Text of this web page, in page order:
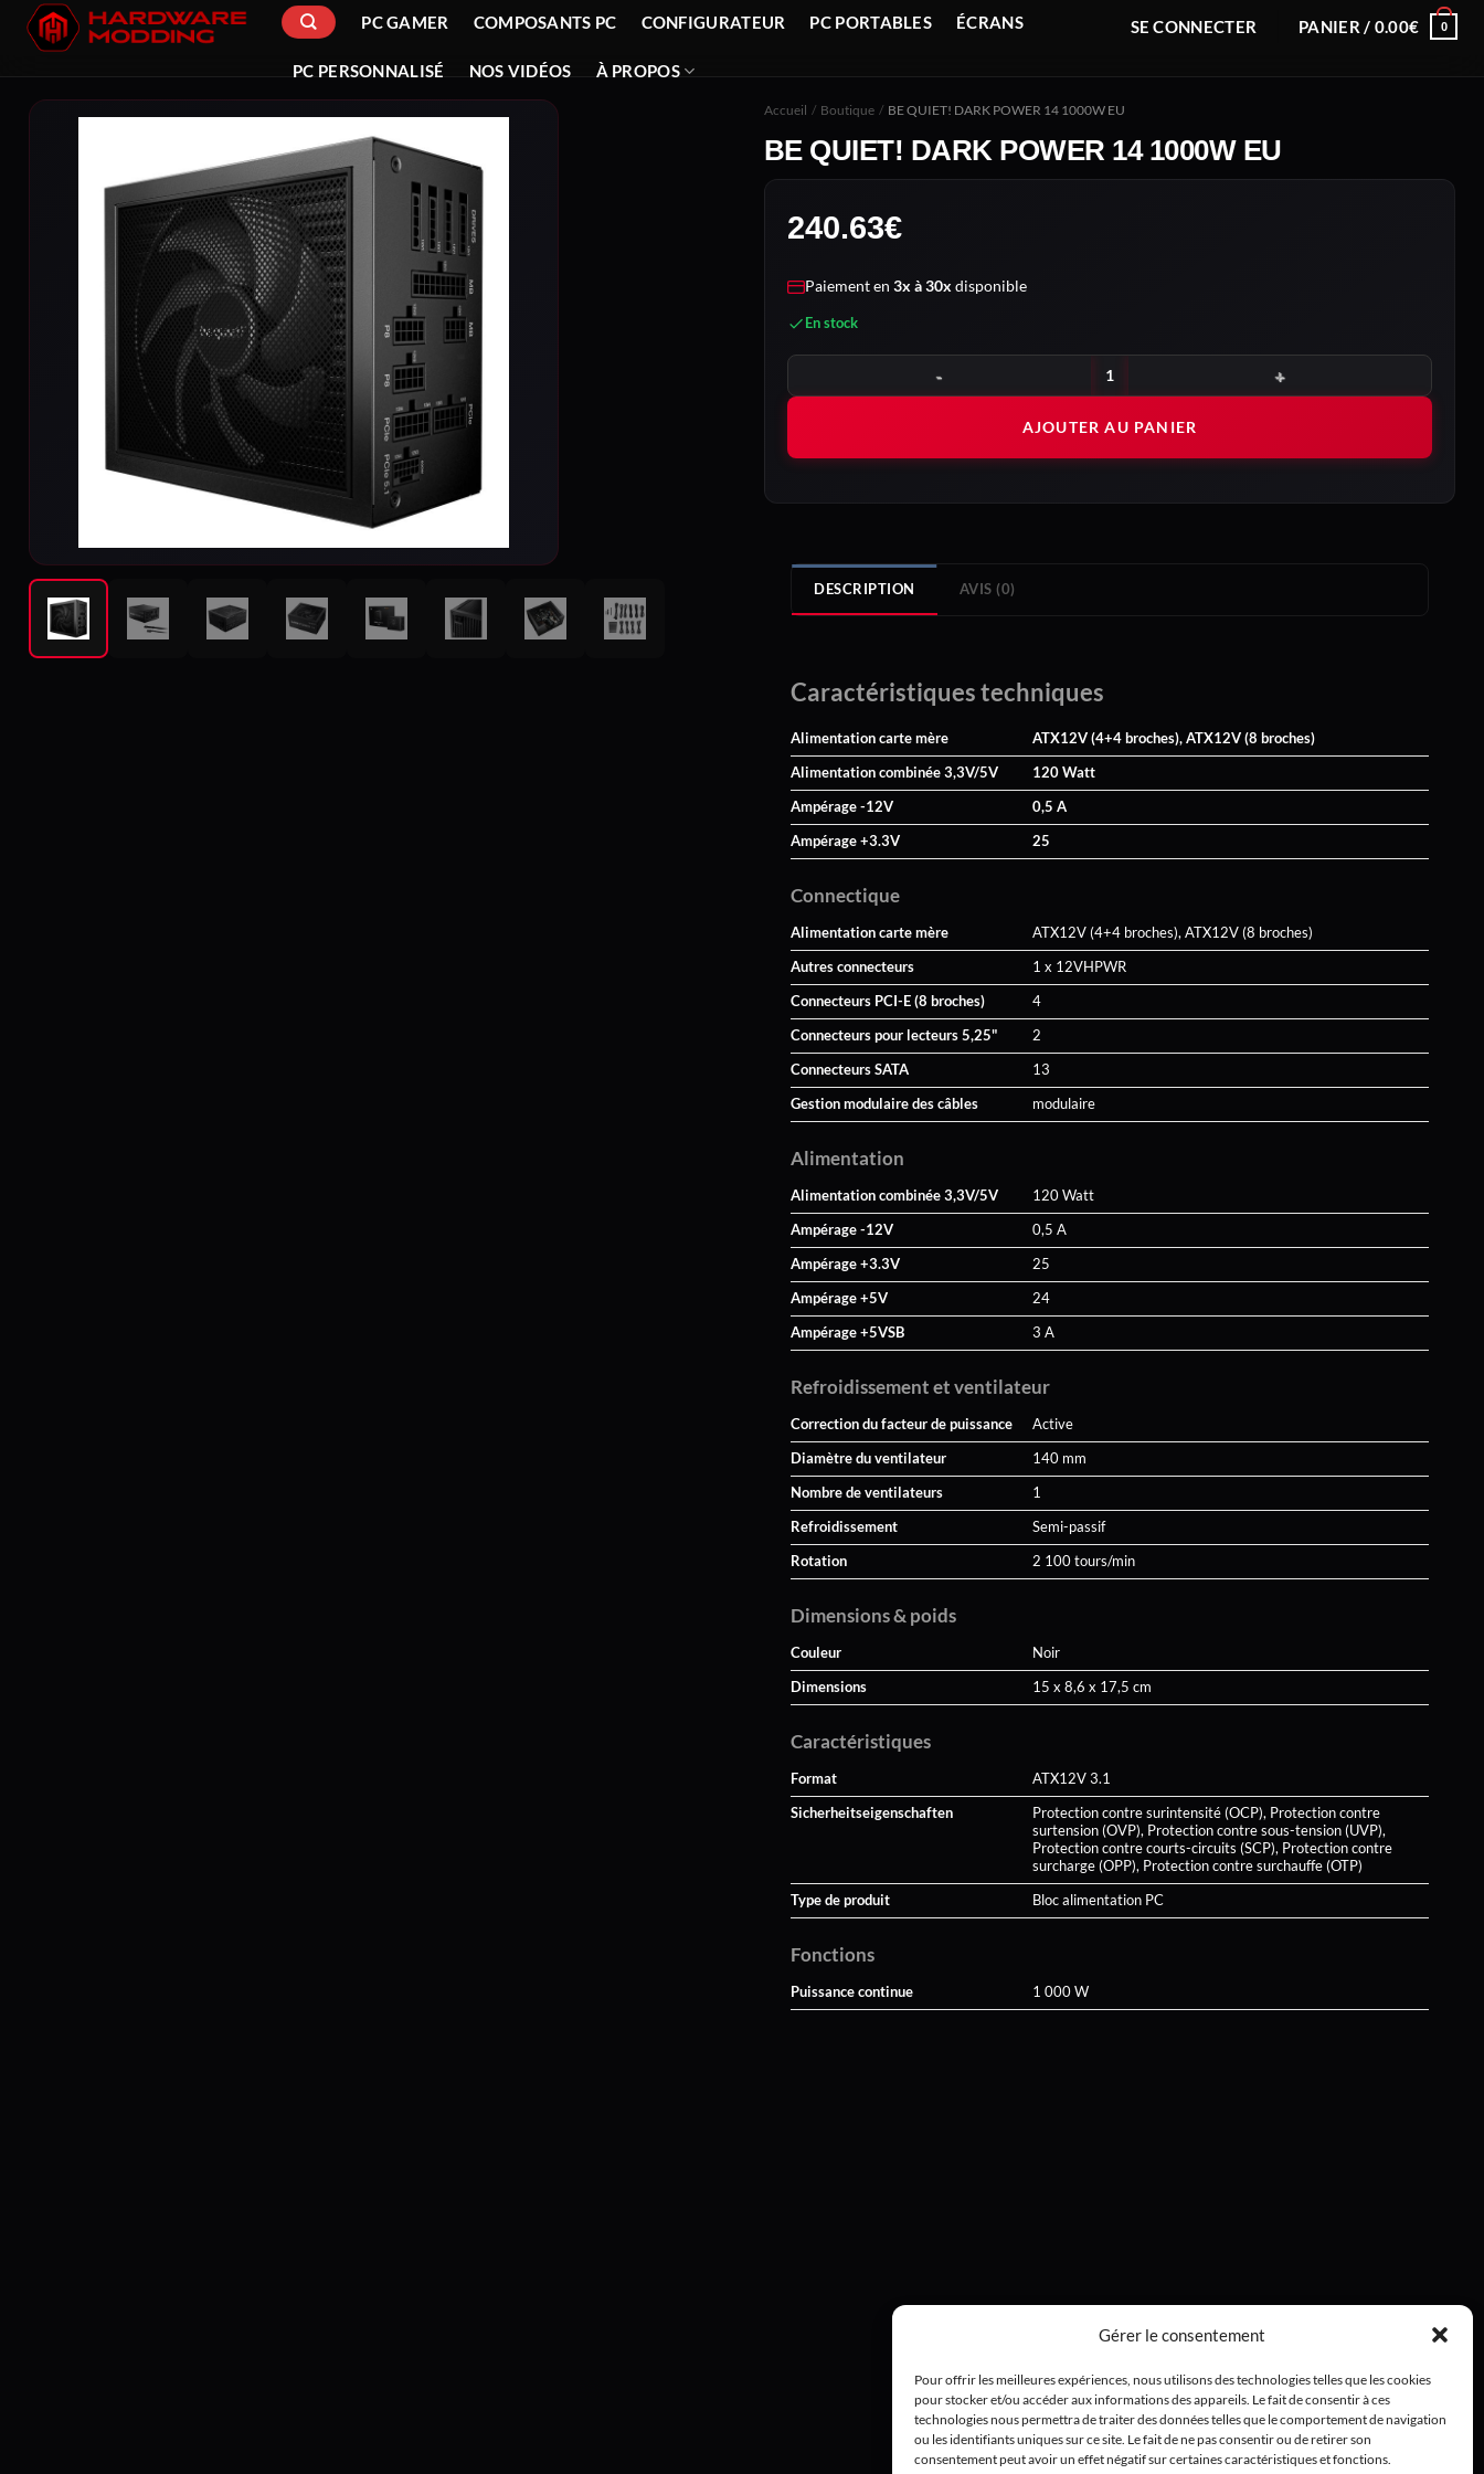
Gérer le consentement
Pour offrir les meilleures expériences, nous utilisons des technologies telles que les cookies
pour stocker et/ou accéder aux informations des appareils. Le fait de consentir à ces
technologies nous permettra de traiter des données telles que le comportement de navigation
ou les identifiants uniques sur ce site. Le fait de ne pas consentir ou de retirer son
consentement peut avoir un effet négatif sur certaines caractéristiques et fonctions.
Passer
PC GAMER COMPOSANTS PC CONFIGURATEUR PC PORTABLES ÉCRANS
PC PERSONNALISÉ NOS VIDÉOS À PROPOS
SE CONNECTER PANIER / 0.00€ 0
Accueil / Boutique / BE QUIET! DARK POWER 14 1000W EU
BE QUIET! DARK POWER 14 1000W EU
240.63€
Paiement en 3x à 30x disponible
En stock
quantité de BE QUIET! DARK POWER 14 1000W EU
AJOUTER AU PANIER
DESCRIPTION AVIS (0)
Caractéristiques techniques
Alimentation carte mère ATX12V (4+4 broches), ATX12V (8 broches)
Alimentation combinée 3,3V/5V 120 Watt
Ampérage -12V 0,5 A
Ampérage +3.3V 25
Connectique
Alimentation carte mère ATX12V (4+4 broches), ATX12V (8 broches)
Autres connecteurs 1 x 12VHPWR
Connecteurs PCI-E (8 broches) 4
Connecteurs pour lecteurs 5,25" 2
Connecteurs SATA 13
Gestion modulaire des câbles modulaire
Alimentation
Alimentation combinée 3,3V/5V 120 Watt
Ampérage -12V 0,5 A
Ampérage +3.3V 25
Ampérage +5V 24
Ampérage +5VSB 3 A
Refroidissement et ventilateur
Correction du facteur de puissance Active
Diamètre du ventilateur 140 mm
Nombre de ventilateurs 1
Refroidissement Semi-passif
Rotation 2 100 tours/min
Dimensions & poids
Couleur Noir
Dimensions 15 x 8,6 x 17,5 cm
Caractéristiques
Format ATX12V 3.1
Sicherheitseigenschaften
Protection contre surintensité (OCP), Protection contre
surtension (OVP), Protection contre sous-tension (UVP),
Protection contre courts-circuits (SCP), Protection contre
surcharge (OPP), Protection contre surchauffe (OTP)
Type de produit Bloc alimentation PC
Fonctions
Puissance continue 1 000 W